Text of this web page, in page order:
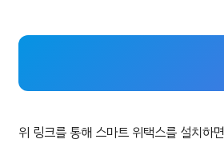
위 링크를 통해 스마트 위택스를 설치하